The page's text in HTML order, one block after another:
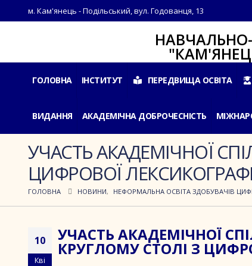
м. Кам'янець - Подільський, вул. Годованця, 13
НАВЧАЛЬНО-
"КАМ'ЯНЕЦЬ-
ГОЛОВНА ІНСТИТУТ ПЕРЕДВИЩА ОСВІТА
ВИДАННЯ АКАДЕМІЧНА ДОБРОЧЕСНІСТЬ
УЧАСТЬ АКАДЕМІЧНОЇ
ЦИФРОВОЇ
ГОЛОВНА НОВИНИ, НЕФОРМАЛЬНА ОСВІТА ЗДОБУВАЧІВ
10
Кві
УЧАСТЬ АКАДЕМІЧНОЇ
КРУГЛОМУ СТОЛІ З